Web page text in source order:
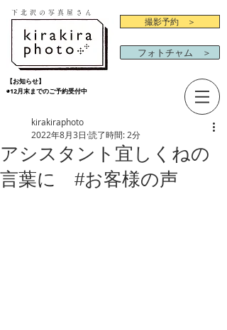
下北沢の写真屋さん
撮影予約 ＞
フォトチャム ＞
【お知らせ】
◉12月末までのご予約受付中
アシスタント宜しくねの
言葉に #お客様の声
kirakiraphoto
2022年8月3日 読了時間: 2分